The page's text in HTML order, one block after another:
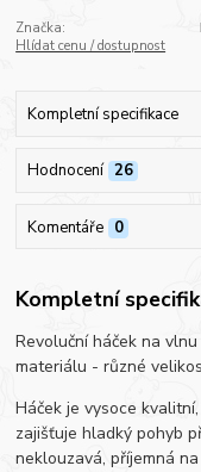
Značka:
Hlídat cenu / dostupnost
Kompletní specifikace
Hodnocení 26
Komentáře 0
Kompletní
Revoluční háček na
materiálu - různé
Háček je vysoce
zajišťuje hladký pohyb
neklouzavá, příjemná